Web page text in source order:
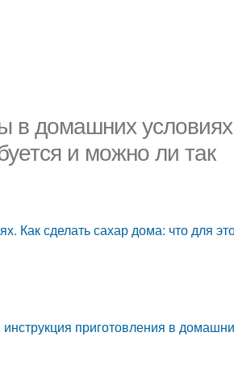
в домашних
и можно ли так
Как сделать сахар дома: что для
приготовления в